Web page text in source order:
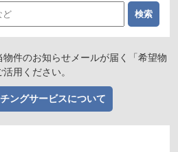
件のお知らせメールが届く「希望物
用ください。
ングサービスについて